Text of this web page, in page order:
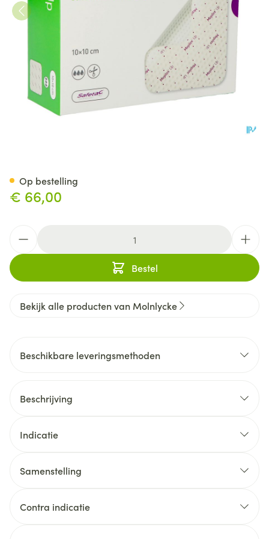
€ 66,00
Bestel
Op bestelling
Bekijk alle producten van Molnlycke
Beschikbare leveringsmethoden
Beschrijving
Indicatie
Samenstelling
Contra indicatie